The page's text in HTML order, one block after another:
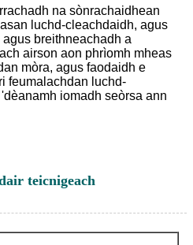
na sònrachaidhean
luchd-cleachdaidh, agus
breithneachadh a
airson aon phrìomh mheas
mòra, agus faodaidh e
feumalachdan luchd-
iomadh seòrsa ann
teicnigeach